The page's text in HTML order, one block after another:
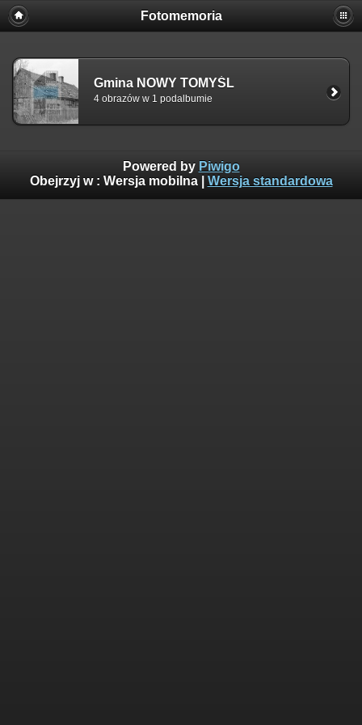
Fotomemoria
Gmina NOWY TOMYŚL
4 obrazów w 1 podalbumie
Powered by Piwigo
Obejrzyj w : Wersja mobilna| Wersja standardowa